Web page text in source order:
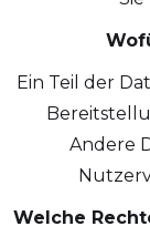
Ein Teil der
Andere
Welche